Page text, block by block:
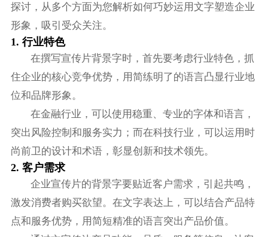
探讨，从多个方面为您解析如何巧妙运用文字塑造企业
形象，吸引受众关注。
1. 行业特色
在撰写宣传片背景字时，首先要考虑行业特色，抓
住企业的核心竞争优势，用简练明了的语言凸显行业地
位和品牌形象。
在金融行业，可以使用稳重、专业的字体和语言，
突出风险控制和服务实力；而在科技行业，可以运用时
尚前卫的设计和术语，彰显创新和技术领先。
2. 客户需求
企业宣传片的背景字要贴近客户需求，引起共鸣，
激发消费者购买欲望。在文字表达上，可以结合产品特
点和服务优势，用简短精准的语言突出产品价值。